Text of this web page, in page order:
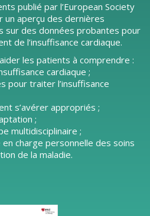
publié par l’European Society
un aperçu des dernières
sur des données probantes pour
de l’insuffisance cardiaque.
les patients à comprendre :
cardiaque ;
pour traiter l’insuffisance
s’avérer appropriés ;
;
multidisciplinaire ;
en charge personnelle des soins
de la maladie.